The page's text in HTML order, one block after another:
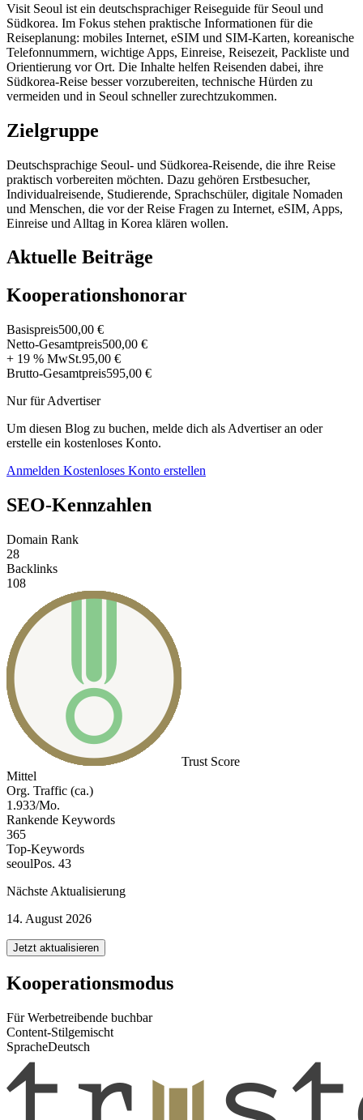
Visit Seoul ist ein deutschsprachiger Reiseguide für Seoul und
Südkorea. Im Fokus stehen praktische Informationen für die
Reiseplanung: mobiles Internet, eSIM und SIM-Karten, koreanische
Telefonnummern, wichtige Apps, Einreise, Reisezeit, Packliste und
Orientierung vor Ort. Die Inhalte helfen Reisenden dabei, ihre
Südkorea-Reise besser vorzubereiten, technische Hürden zu
vermeiden und in Seoul schneller zurechtzukommen.
Zielgruppe
Deutschsprachige Seoul- und Südkorea-Reisende, die ihre Reise
praktisch vorbereiten möchten. Dazu gehören Erstbesucher,
Individualreisende, Studierende, Sprachschüler, digitale Nomaden
und Menschen, die vor der Reise Fragen zu Internet, eSIM, Apps,
Einreise und Alltag in Korea klären wollen.
Aktuelle Beiträge
Kooperationshonorar
Basispreis500,00 €
Netto-Gesamtpreis500,00 €
+ 19 % MwSt.95,00 €
Brutto-Gesamtpreis595,00 €
Nur für Advertiser
Um diesen Blog zu buchen, melde dich als Advertiser an oder
erstelle ein kostenloses Konto.
Anmelden Kostenloses Konto erstellen
SEO-Kennzahlen
Domain Rank
28
Backlinks
108
Trust Score
Mittel
Org. Traffic (ca.)
1.933/Mo.
Rankende Keywords
365
Top-Keywords
seoulPos. 43
Nächste Aktualisierung
14. August 2026
Jetzt aktualisieren
Kooperationsmodus
Für Werbetreibende buchbar
Content-Stilgemischt
SpracheDeutsch